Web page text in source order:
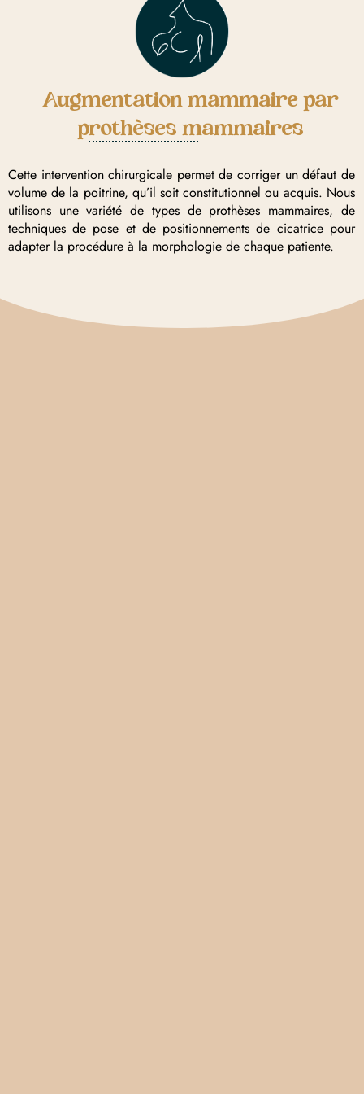
Augmentation mammaire par
prothèses mammaires
Cette intervention chirurgicale permet de corriger un défaut de
volume de la poitrine, qu’il soit constitutionnel ou acquis. Nous
utilisons une variété de types de prothèses mammaires, de
techniques de pose et de positionnements de cicatrice pour
adapter la procédure à la morphologie de chaque patiente.